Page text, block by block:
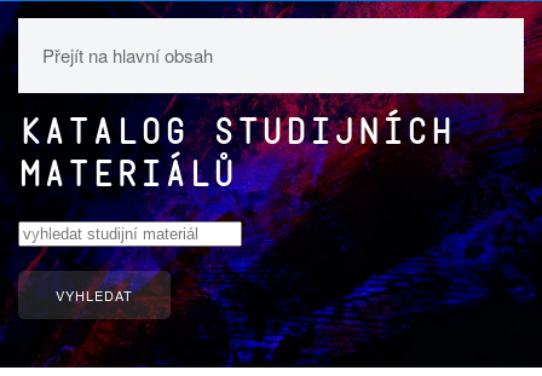
Přejít na hlavní obsah
Katalog studijních
materiálů
VYHLEDAT